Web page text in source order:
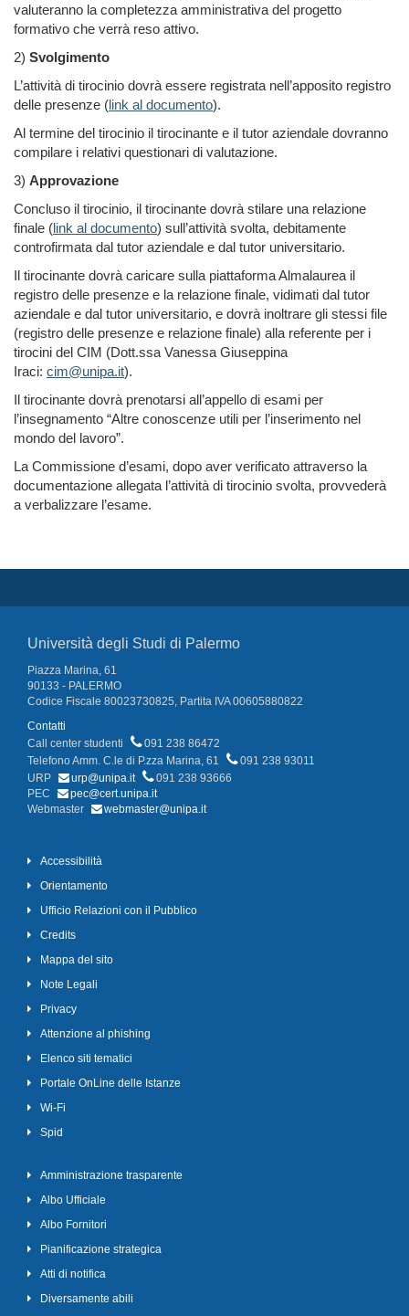
valuteranno la completezza amministrativa del progetto
formativo che verrà reso attivo.
2) Svolgimento
L’attività di tirocinio dovrà essere registrata nell’apposito registro
delle presenze (link al documento).
Al termine del tirocinio il tirocinante e il tutor aziendale dovranno
compilare i relativi questionari di valutazione.
3) Approvazione
Concluso il tirocinio, il tirocinante dovrà stilare una relazione
finale (link al documento) sull’attività svolta, debitamente
controfirmata dal tutor aziendale e dal tutor universitario.
Il tirocinante dovrà caricare sulla piattaforma Almalaurea il
registro delle presenze e la relazione finale, vidimati dal tutor
aziendale e dal tutor universitario, e dovrà inoltrare gli stessi file
(registro delle presenze e relazione finale) alla referente per i
tirocini del CIM (Dott.ssa Vanessa Giuseppina
Iraci: cim@unipa.it).
Il tirocinante dovrà prenotarsi all’appello di esami per
l’insegnamento “Altre conoscenze utili per l’inserimento nel
mondo del lavoro”.
La Commissione d’esami, dopo aver verificato attraverso la
documentazione allegata l’attività di tirocinio svolta, provvederà
a verbalizzare l’esame.
Università degli Studi di Palermo
Piazza Marina, 61
90133 - PALERMO
Codice Fiscale 80023730825, Partita IVA 00605880822
Contatti
Call center studenti
091 238 86472
Telefono Amm. C.le di P.zza Marina, 61
091 238 93011
URP
urp@unipa.it
091 238 93666
PEC
pec@cert.unipa.it
Webmaster
webmaster@unipa.it
Accessibilità
Orientamento
Ufficio Relazioni con il Pubblico
Credits
Mappa del sito
Note Legali
Privacy
Attenzione al phishing
Elenco siti tematici
Portale OnLine delle Istanze
Wi-Fi
Spid
Amministrazione trasparente
Albo Ufficiale
Albo Fornitori
Pianificazione strategica
Atti di notifica
Diversamente abili